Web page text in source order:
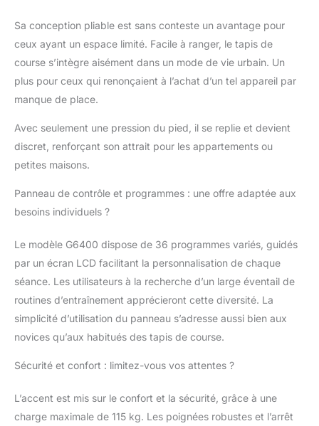
Sa conception pliable est sans conteste un avantage pour
ceux ayant un espace limité. Facile à ranger, le tapis de
course s’intègre aisément dans un mode de vie urbain. Un
plus pour ceux qui renonçaient à l’achat d’un tel appareil par
manque de place.
Avec seulement une pression du pied, il se replie et devient
discret, renforçant son attrait pour les appartements ou
petites maisons.
Panneau de contrôle et programmes : une offre adaptée aux
besoins individuels ?
Le modèle G6400 dispose de 36 programmes variés, guidés
par un écran LCD facilitant la personnalisation de chaque
séance. Les utilisateurs à la recherche d’un large éventail de
routines d’entraînement apprécieront cette diversité. La
simplicité d’utilisation du panneau s’adresse aussi bien aux
novices qu’aux habitués des tapis de course.
Sécurité et confort : limitez-vous vos attentes ?
L’accent est mis sur le confort et la sécurité, grâce à une
charge maximale de 115 kg. Les poignées robustes et l’arrêt